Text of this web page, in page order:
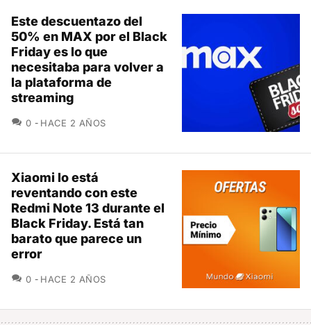
Este descuentazo del
50% en MAX por el Black
Friday es lo que
necesitaba para volver a
la plataforma de
streaming
0 COMENTARIOS
HACE 2 AÑOS
Xiaomi lo está
reventando con este
Redmi Note 13 durante el
Black Friday. Está tan
barato que parece un
error
0 COMENTARIOS
HACE 2 AÑOS